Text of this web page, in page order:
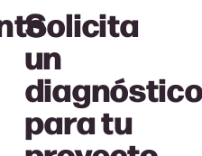
Solicita
un
para tu